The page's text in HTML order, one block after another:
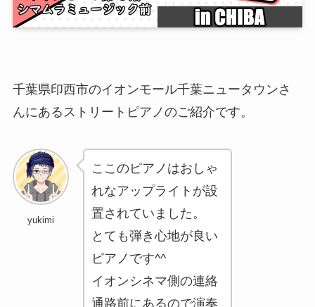
千葉県印西市のイオンモール千葉ニュータウンさ
んにあるストリートピアノのご紹介です。
yukimi
ここのピアノはおしゃ
れなアップライトが設
置されていました。
とても弾き心地が良い
ピアノです^^
イオンシネマ側の連絡
通路前にあるので演奏